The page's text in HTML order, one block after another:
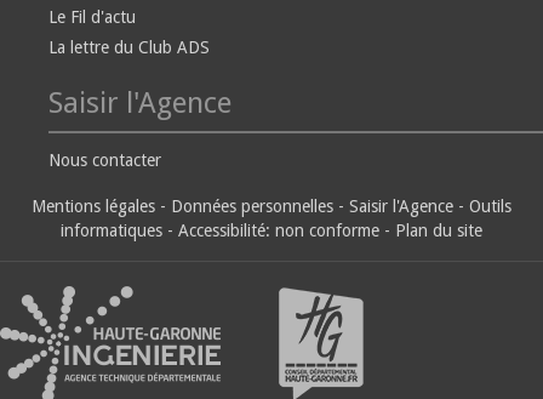
Le Fil d'actu
La lettre du Club ADS
Saisir l'Agence
Nous contacter
Mentions légales - Données personnelles - Saisir l'Agence - Outils
informatiques - Accessibilité: non conforme - Plan du site